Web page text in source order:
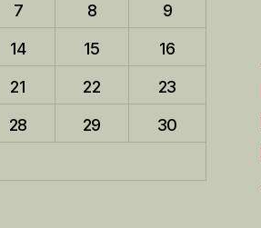
7 8
9
14 15
16
21 22
23
28 29
30